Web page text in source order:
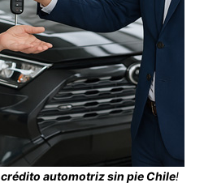
crédito automotriz sin pie Chile!